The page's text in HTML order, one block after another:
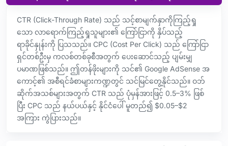
CTR (Click-Through Rate) သည် သင့်စာမျက်နှာကိုကြည့်ရှု
သော လာရောက်ကြည့်ရှုသူများ၏ ကြော်ငြာကို နှိပ်သည့်
ရာခိုင်နှုန်းကို ပြသသည်။ CPC (Cost Per Click) သည် ကြော်ငြာ
ရှင်တစ်ဦးမှ ကလစ်တစ်ခုစီအတွက် ပေးဆောင်သည့် ပျမ်းမျှ
ပမာဏဖြစ်သည်။ ဤတန်ဖိုးများကို သင်၏ Google AdSense အ
ကောင့်၏ အစီရင်ခံစာများကဏ္ဍတွင် သင်မြင်တွေ့နိုင်သည်။ ဝဘ်
ဆိုက်အသစ်များအတွက် CTR သည် ပုံမှန်အားဖြင့် 0.5–3% ဖြစ်
ပြီး CPC သည် နယ်ပယ်နှင့် နိုင်ငံပေါ် မူတည်၍ $0.05–$2
အကြား ကွဲပြားသည်။